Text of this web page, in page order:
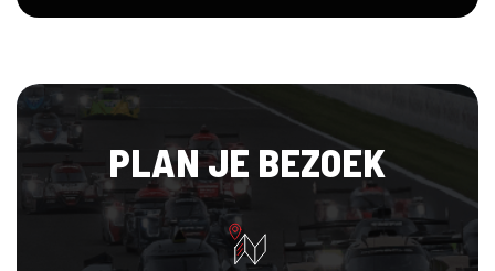
PLAN JE BEZOEK